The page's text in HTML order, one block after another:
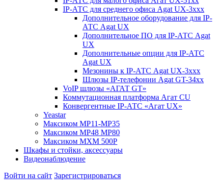
IP-АТС для среднего офиса Agat UX-3xxx
Дополнительное оборудование для IP-
АТС Agat UX
Дополнительное ПО для IP-АТС Agat
UX
Дополнительные опции для IP-АТС
Agat UX
Мезонины к IP-АТС Agat UX-3xxx
Шлюзы IP-телефонии Agat GT-34xx
VoIP шлюзы «АГАТ GT»
Коммутационная платформа Агат CU
Конвергентные IP-АТС «Агат UX»
Yeastar
Максиком МР11-MP35
Максиком МР48 MP80
Максиком МХМ 500P
Шкафы и стойки, аксессуары
Видеонаблюдение
Войти на сайт Зарегистрироваться